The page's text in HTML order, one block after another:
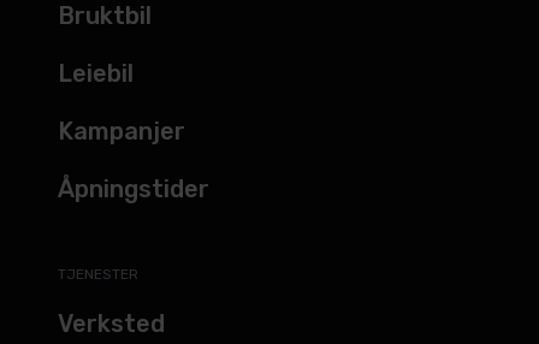
Bruktbil
Leiebil
Kampanjer
Åpningstider
TJENESTER
Verksted